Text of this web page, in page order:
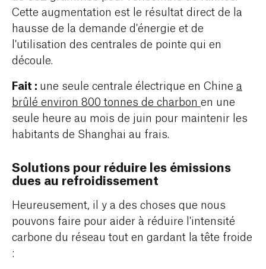
Cette augmentation est le résultat direct de la
hausse de la demande d'énergie et de
l'utilisation des centrales de pointe qui en
découle.
Fait : une seule centrale électrique en Chine a
brûlé environ 800 tonnes de charbon en une
seule heure au mois de juin pour maintenir les
habitants de Shanghai au frais.
Solutions pour réduire les émissions
dues au refroidissement
Heureusement, il y a des choses que nous
pouvons faire pour aider à réduire l'intensité
carbone du réseau tout en gardant la tête froide
: